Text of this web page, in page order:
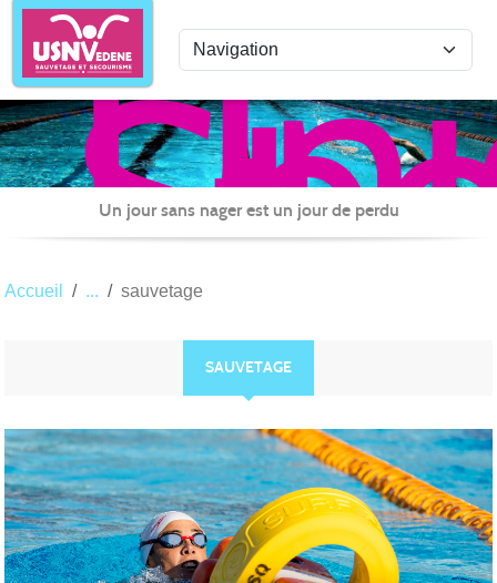
de
et
Un jour sans nager est un jour de perdu
Accueil sauvetage
SAUVETAGE
Panneau de gestion des cookies